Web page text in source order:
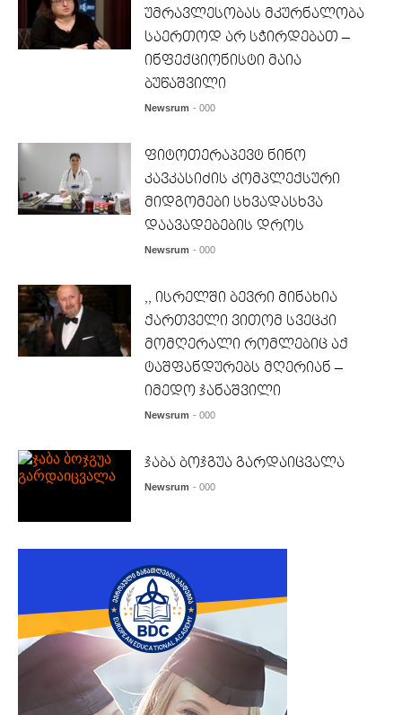
უმრავლესობას მკურნალობა
საერთოდ არ სჭირდებათ –
ინფექციონისტი მაია
ბუწაშვილი
Newsrum - 000
ფიტოთერაპევტ ნინო
კავკასიძის კომპლექსური
მიდგომები სხვადასხვა
დაავადებების დროს
Newsrum - 000
,, ისრელში ბევრი მინახია
ქართველი ვითომ სვეცკი
მომღერალი რომლებიც აქ
ტაშფანდურებს მღერიან –
იმედო ჯანაშვილი
Newsrum - 000
ჯაბა ბოჯგუა გარდაიცვალა
Newsrum - 000